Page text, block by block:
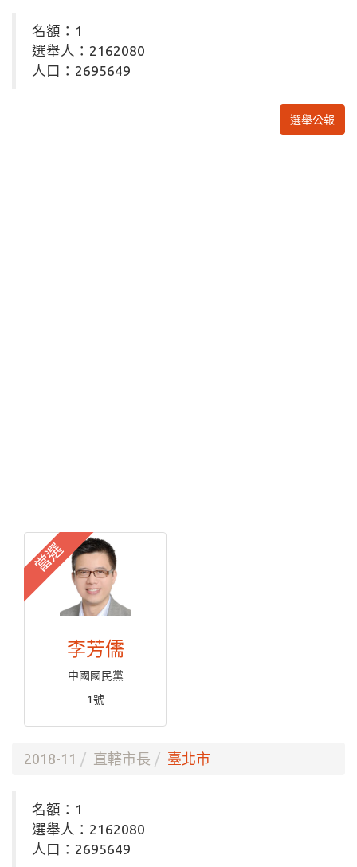
名額：1
選舉人：2162080
人口：2695649
選舉公報
當選
李芳儒
中國國民黨
1號
2018-11 直轄市長 臺北市
名額：1
選舉人：2162080
人口：2695649